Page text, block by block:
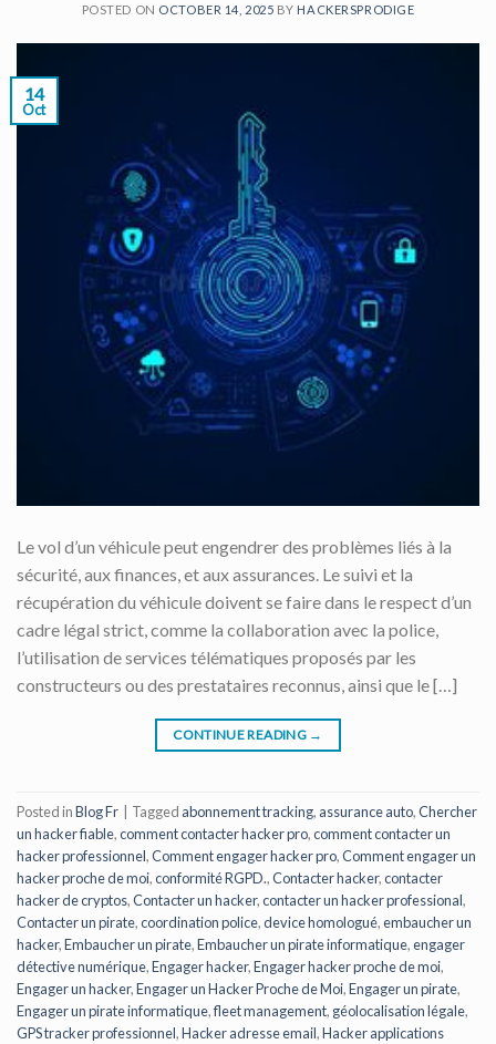
POSTED ON OCTOBER 14, 2025 BY HACKERSPRODIGE
14
Oct
Le vol d’un véhicule peut engendrer des problèmes liés à la
sécurité, aux finances, et aux assurances. Le suivi et la
récupération du véhicule doivent se faire dans le respect d’un
cadre légal strict, comme la collaboration avec la police,
l’utilisation de services télématiques proposés par les
constructeurs ou des prestataires reconnus, ainsi que le […]
CONTINUE READING →
Posted inBlog Fr Tagged abonnement tracking, assurance auto,Chercher
un hacker fiable,comment contacter hacker pro,comment contacter un
hacker professionnel,Comment engager hacker pro,Comment engager un
hacker proche de moi,conformité RGPD.,Contacter hacker,contacter
hacker de cryptos,Contacter un hacker,contacter un hacker professional,
Contacter un pirate,coordination police,device homologué,embaucher un
hacker,Embaucher un pirate,Embaucher un pirate informatique,engager
détective numérique,Engager hacker,Engager hacker proche de moi,
Engager un hacker,Engager un Hacker Proche de Moi,Engager un pirate,
Engager un pirate informatique,fleet management, géolocalisation légale,
GPS tracker professionnel,Hacker adresse email,Hacker applications